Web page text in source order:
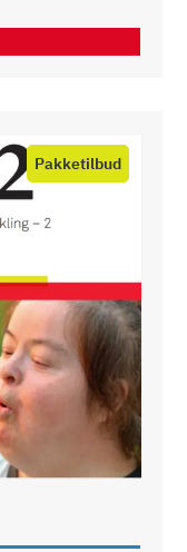
Product
on